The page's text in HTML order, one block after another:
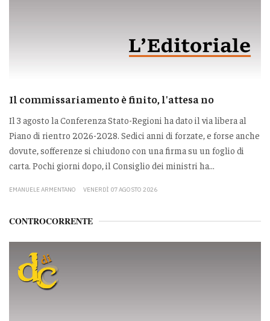
Il commissariamento è finito, l'attesa no
Il 3 agosto la Conferenza Stato-Regioni ha dato il via libera al
Piano di rientro 2026-2028. Sedici anni di forzate, e forse anche
dovute, sofferenze si chiudono con una firma su un foglio di
carta. Pochi giorni dopo, il Consiglio dei ministri ha...
EMANUELE ARMENTANO VENERDÌ 07 AGOSTO 2026
CONTROCORRENTE